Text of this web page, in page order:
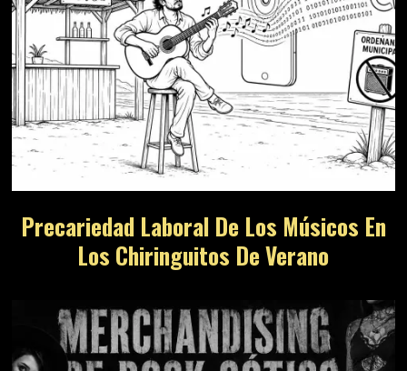
Precariedad Laboral De Los Músicos En
Los Chiringuitos De Verano